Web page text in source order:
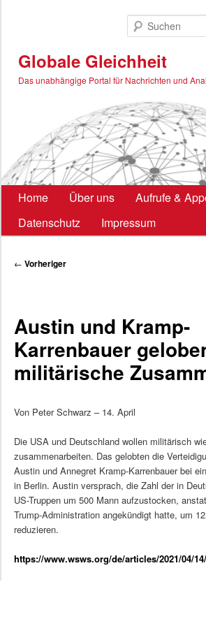
Globale Gleichheit
Das unabhängige Portal für Nachrichten und
Hauptmenü
Home Über uns
Aufrufe &
Datenschutz
Impressum
Beitragsnavigation
← Vorheriger
Austin und Kramp-
Karrenbauer
militärische
Von Peter Schwarz – 14. April
Die USA und Deutschland wollen militärisch
zusammenarbeiten. Das gelobten die
Austin und Annegret Kramp-Karrenbauer bei
in Berlin. Austin versprach, die Zahl der in
US-Truppen um 500 Mann aufzustocken,
Trump-Administration angekündigt hatte, um
reduzieren.
https://www.wsws.org/de/articles/2021/04/